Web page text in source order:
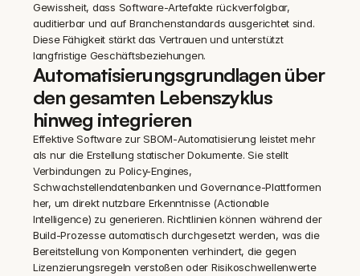
Gewissheit, dass Software-Artefakte rückverfolgbar,
auditierbar und auf Branchenstandards ausgerichtet sind.
Diese Fähigkeit stärkt das Vertrauen und unterstützt
langfristige Geschäftsbeziehungen.
Automatisierungsgrundlagen über
den gesamten Lebenszyklus
hinweg integrieren
Effektive Software zur SBOM-Automatisierung leistet mehr
als nur die Erstellung statischer Dokumente. Sie stellt
Verbindungen zu Policy-Engines,
Schwachstellendatenbanken und Governance-Plattformen
her, um direkt nutzbare Erkenntnisse (Actionable
Intelligence) zu generieren. Richtlinien können während der
Build-Prozesse automatisch durchgesetzt werden, was die
Bereitstellung von Komponenten verhindert, die gegen
Lizenzierungsregeln verstoßen oder Risikoschwellenwerte